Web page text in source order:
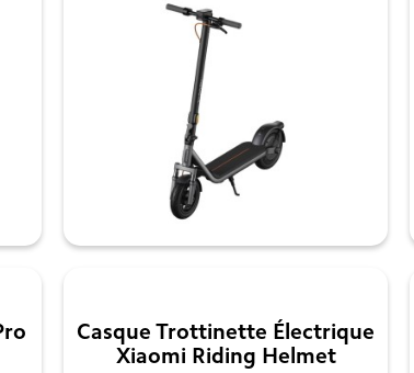
Casque Trottinette Électrique
Xiaomi Riding Helmet